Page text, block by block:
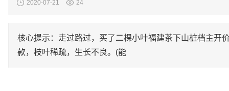
2020-07-21 24
核心提示：走过路过，买了二棵小叶福建茶下山桩档主开
款，枝叶稀疏，生长不良。(能